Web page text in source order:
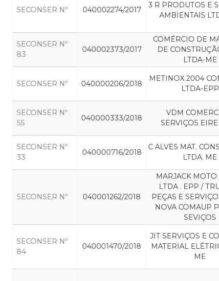
SECONSER Nº 040002274/2017
3 R PRODUTOS E
AMBIENTAIS
SECONSER Nº
83
040002373/2017
COMÉRCIO DE
DE
LTDA-ME
SECONSER Nº 040000206/2018
METINOX 2004
LTDA-EPP
SECONSER Nº
55
040000333/2018
VDM
SERVIÇOS
SECONSER Nº
33
040000716/2018
C ALVES MAT.
LTDA. ME
SECONSER Nº 040001262/2018
MARJACK MOTO
LTDA . EPP /
PEÇAS E
NOVA COMAUP
SEVIÇOS
SECONSER Nº
84
040001470/2018
JIT SERVIÇOS E
MATERIAL
ME